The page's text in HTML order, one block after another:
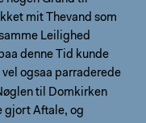
mit Thevand som
Leilighed
denne Tid kunde
vel ogsaa parraderede
til Domkirken
gjort Aftale, og